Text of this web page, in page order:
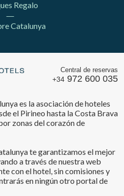
Regalo
Catalunya
Central de reservas
+34 972 600 035
es la asociación de hoteles
el Pirineo hasta la Costa Brava
zonas del corazón de
te garantizamos el mejor
a través de nuestra web
con el hotel, sin comisiones y
en ningún otro portal de